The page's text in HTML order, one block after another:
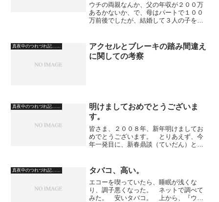
ウチの両親なんか、父の年収が２００万
あるかないか、で、母はパートで１００
万前後でしたが、結婚して３人の子を育
入は低いですよ。 結婚して、子どもを
育てるのに多額の金が要る...
真夜中のつれづれ記……
アクセルとブレーキの踏み間違え
に関しての考察
真夜中のつれづれ記……
明けましておめでとうございま
す。
皆さま、２００８年、新年明けましてお
めでとうございます。 とりあえず、今
年一発目に、新春鼎談（ていだん）とい
人公）versus杉原弥栄子（『壁蝨』作中
登場人物）vers...
真夜中のつれづれ記…… タバコ、高い。
エコーを喫っていたら、睡眠が浅くな
り、調子悪くなった。 ネットで調べて
みた。 安いタバコ。 上から、『ウエ